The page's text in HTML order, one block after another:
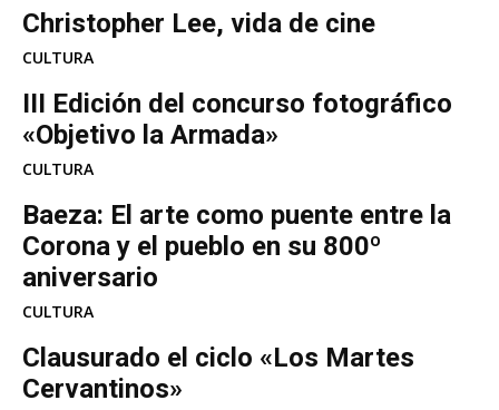
Christopher Lee, vida de cine
CULTURA
III Edición del concurso fotográfico
«Objetivo la Armada»
CULTURA
Baeza: El arte como puente entre la
Corona y el pueblo en su 800º
aniversario
CULTURA
Clausurado el ciclo «Los Martes
Cervantinos»